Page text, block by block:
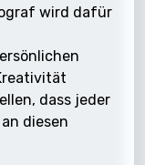
wird dafür
dass jeder
diesen